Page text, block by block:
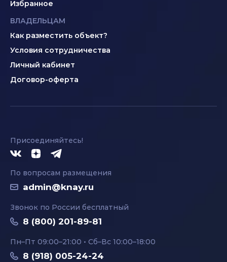
Избранное
ВЛАДЕЛЬЦАМ
Как разместить объект?
Условия сотрудничества
Личный кабинет
Договор-оферта
Присоединяйтесь!
По вопросам размещения
admin@knay.ru
Звонок по России бесплатный
8 (800) 201-89-81
Пн–Пт 09:00–21:00 • Сб–Вс 10:00–18:00
8 (918) 005-24-24